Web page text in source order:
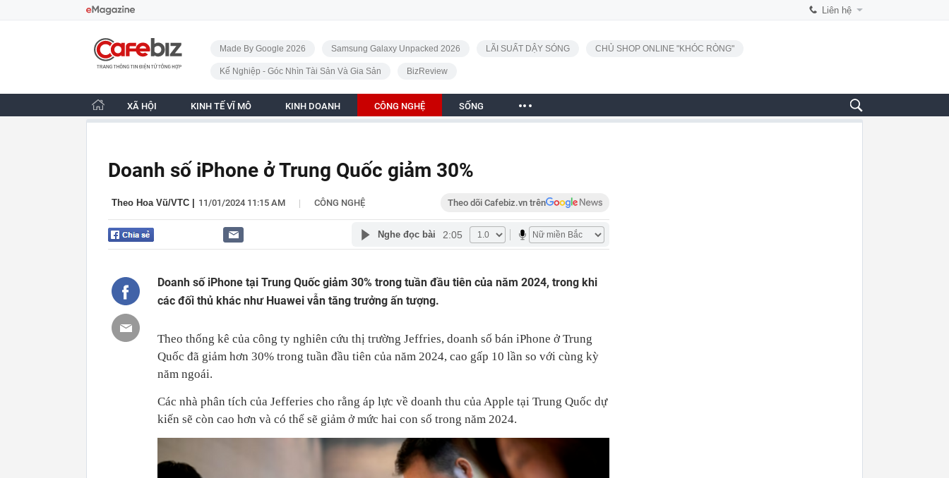
Liên hệ
CafeBiz - Trang chủ
Made By Google 2026 Samsung Galaxy Unpacked 2026 LÃI SUẤT DẬY SÓNG CHỦ SHOP ONLINE "KHÓC RÒNG"
Kế Nghiệp - Góc Nhìn Tài Sản Và Gia Sản BizReview
XÃ HỘI KINH TẾ VĨ MÔ KINH DOANH CÔNG NGHỆ SỐNG
Doanh số iPhone ở Trung Quốc giảm 30%
Theo Hoa Vũ/VTC 11/01/2024 11:15 AM | CÔNG NGHỆ Theo dõi Cafebiz.vn trên
Nghe đọc bài 2:05
Doanh số iPhone tại Trung Quốc giảm 30% trong tuần đầu tiên của năm 2024, trong khi
các đối thủ khác như Huawei vẫn tăng trưởng ấn tượng.
Theo thống kê của công ty nghiên cứu thị trường Jeffries, doanh số bán iPhone ở Trung
Quốc đã giảm hơn 30% trong tuần đầu tiên của năm 2024, cao gấp 10 lần so với cùng kỳ
năm ngoái.
Các nhà phân tích của Jefferies cho rằng áp lực về doanh thu của Apple tại Trung Quốc dự
kiến sẽ còn cao hơn và có thể sẽ giảm ở mức hai con số trong năm 2024.